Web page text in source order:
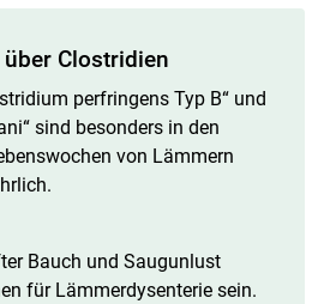
Clostridien
perfringens Typ B“ und
sind besonders in den
von Lämmern
Bauch und Saugunlust
für Lämmerdysenterie sein.